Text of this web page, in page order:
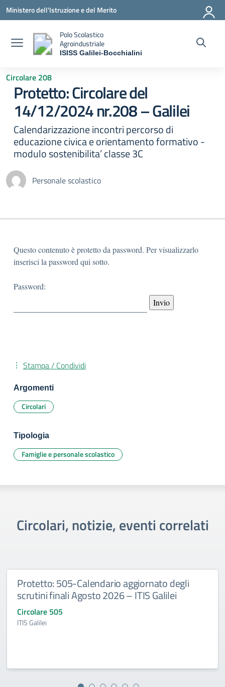
Vai ai contenuti
Vai al menu di navigazione
Vai al footer
Ministero dell'Istruzione e del Merito
Polo Scolastico
Agroindustriale
ISISS Galilei-Bocchialini
Circolare 208
Protetto: Circolare del
14/12/2024 nr.208 – Galilei
Calendarizzazione incontri percorso di
educazione civica e orientamento formativo -
modulo sostenibilita’ classe 3C
Personale scolastico
Questo contenuto è protetto da password. Per visualizzarlo
inserisci la password qui sotto.
Password:
Stampa / Condividi
Argomenti
Circolari
Tipologia
Famiglie e personale scolastico
Circolari, notizie, eventi correlati
Protetto: 505-Calendario aggiornato degli
scrutini finali Agosto 2026 – ITIS Galilei
Circolare 505
ITIS Galilei